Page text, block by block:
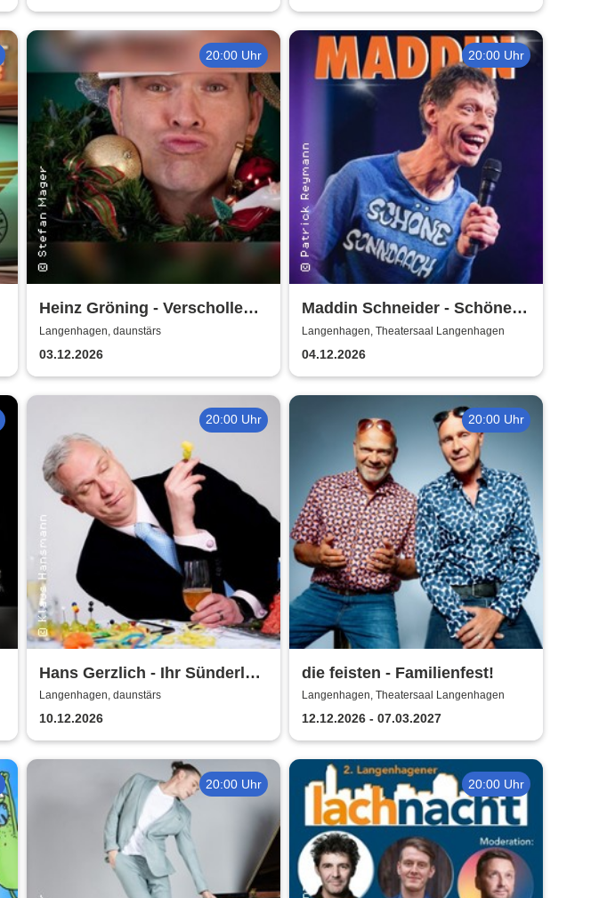
20:00 Uhr
Heinz Gröning - Verschollen
im Weihnachtsstollen
Langenhagen, daunstärs
03.12.2026
20:00 Uhr
Maddin Schneider - Schöne
Sonndaach
Langenhagen, Theatersaal Langenhagen
04.12.2026
20:00 Uhr
Hans Gerzlich - Ihr Sünderlein
kommet - Adventskabarett
Langenhagen, daunstärs
10.12.2026
20:00 Uhr
die feisten - Familienfest!
Langenhagen, Theatersaal Langenhagen
12.12.2026 - 07.03.2027
20:00 Uhr 20:00 Uhr